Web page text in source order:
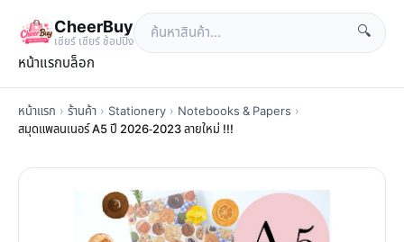
CheerBuy
เซียร์ เซียร์ ช้อปปิ้ง
🔍
หน้าแรกบล็อก
หน้าแรก › ร้านค้า › Stationery › Notebooks & Papers ›
สมุดแพลนเนอร์ A5 ปี 2026-2023 ลายใหม่ !!!